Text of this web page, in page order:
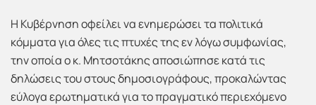
Η Κυβέρνηση οφείλει να ενημερώσει τα πολιτικά
κόμματα για όλες τις πτυχές της εν λόγω συμφωνίας,
την οποία ο κ. Μητσοτάκης αποσιώπησε κατά τις
δηλώσεις του στους δημοσιογράφους, προκαλώντας
εύλογα ερωτηματικά για το πραγματικό περιεχόμενο